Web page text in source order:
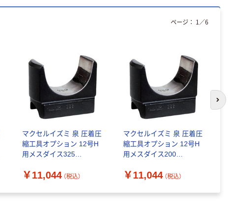
マクセルイズミ 泉 圧着圧
縮工具オプション 12号H
用メスダイス325
8923（直送品）
￥11,044 （税込）
マクセルイズミ 泉 圧着圧
縮工具オプション 12号H
用メスダイス200
8918（直送品）
￥11,044 （税込）
ページ： 1 ／6
次
バーセット
PENDORA36E
82U36E 1セッ
ト（直送品）
￥7,830 （税込）
カゴへ
ン TONE
￥347,926~
（税込）
EDITION USB充